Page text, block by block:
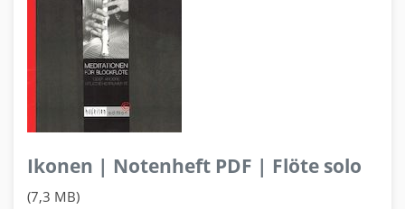
Ikonen | Notenheft PDF | Flöte solo
(7,3 MB)